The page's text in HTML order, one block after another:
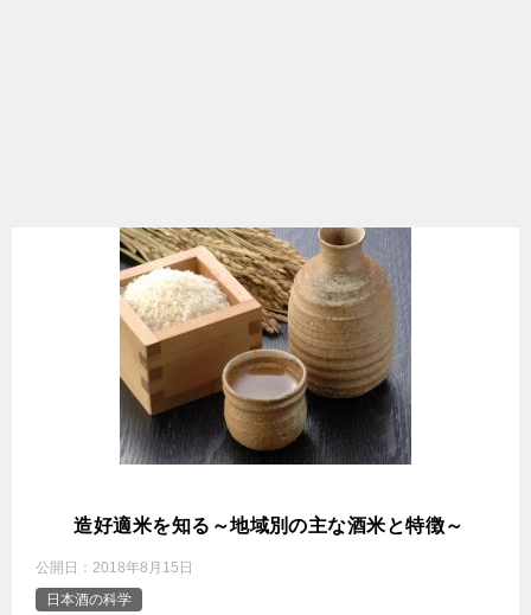
酒造好適米を知る～地域別の主な酒米と特徴～
公開日： 2018年8月15日
日本酒の科学